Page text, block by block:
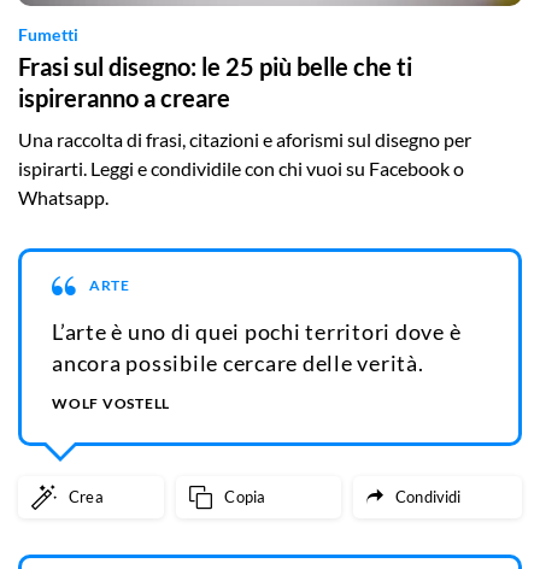
Fumetti
Frasi sul disegno: le 25 più belle che ti
ispireranno a creare
Una raccolta di frasi, citazioni e aforismi sul disegno per
ispirarti. Leggi e condividile con chi vuoi su Facebook o
Whatsapp.
ARTE
L’arte è uno di quei pochi territori dove è
ancora possibile cercare delle verità.
WOLF VOSTELL
Crea Copia Condividi